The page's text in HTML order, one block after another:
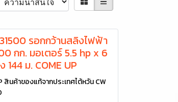
รอกกว้านสลิงไฟฟ้า
กก. มอเตอร์ 5.5 hp x 6
144 ม. COME UP
สินค้าของแท้จากประเทศไต้หวัน CW